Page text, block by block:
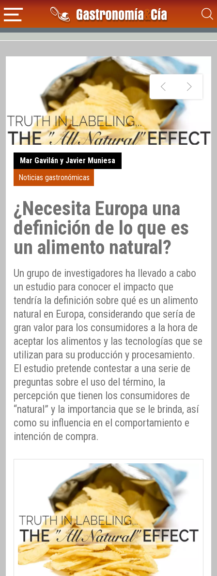
Mar Gavilán y Javier Muniesa
Noticias gastronómicas
¿Necesita Europa una
definición de lo que es
un alimento natural?
Un grupo de investigadores ha llevado a cabo
un estudio para conocer el impacto que
tendría la definición sobre qué es un alimento
natural en Europa, considerando que sería de
gran valor para los consumidores a la hora de
aceptar los alimentos y las tecnologías que se
utilizan para su producción y procesamiento.
El estudio pretende contestar a una serie de
preguntas sobre el uso del término, la
percepción que tienen los consumidores de
“natural” y la importancia que se le brinda, así
como su influencia en el comportamiento e
intención de compra.